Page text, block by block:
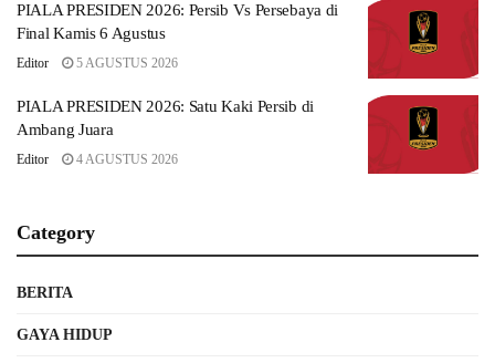
PIALA PRESIDEN 2026: Persib Vs Persebaya di
Final Kamis 6 Agustus
Editor 5 AGUSTUS 2026
PIALA PRESIDEN 2026: Satu Kaki Persib di
Ambang Juara
Editor 4 AGUSTUS 2026
Category
BERITA
GAYA HIDUP